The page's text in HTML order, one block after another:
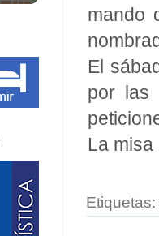
mando
El
por las
La
Etiquetas: